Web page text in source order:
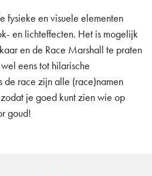
fysieke en visuele elementen
en lichteffecten. Het is mogelijk
en de Race Marshall te praten
eens tot hilarische
de race zijn alle (race)namen
je goed kunt zien wie op
goud!